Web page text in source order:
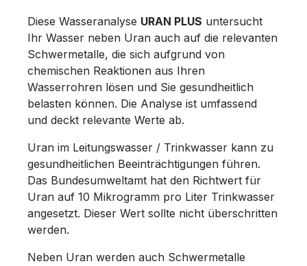
Diese Wasseranalyse URAN PLUS untersucht
Ihr Wasser neben Uran auch auf die relevanten
Schwermetalle, die sich aufgrund von
chemischen Reaktionen aus Ihren
Wasserrohren lösen und Sie gesundheitlich
belasten können. Die Analyse ist umfassend
und deckt relevante Werte ab.
Uran im Leitungswasser / Trinkwasser kann zu
gesundheitlichen Beeinträchtigungen führen.
Das Bundesumweltamt hat den Richtwert für
Uran auf 10 Mikrogramm pro Liter Trinkwasser
angesetzt. Dieser Wert sollte nicht überschritten
werden.
Neben Uran werden auch Schwermetalle